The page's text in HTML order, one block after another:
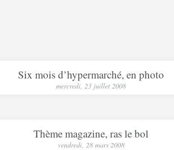
Six mois d’hypermarché, en photo
mercredi, 23 juillet 2008
Thème magazine, ras le bol
vendredi, 28 mars 2008